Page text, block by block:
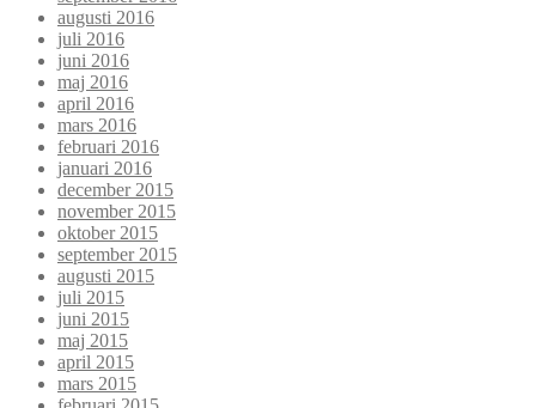
augusti 2016
juli 2016
juni 2016
maj 2016
april 2016
mars 2016
februari 2016
januari 2016
december 2015
november 2015
oktober 2015
september 2015
augusti 2015
juli 2015
juni 2015
maj 2015
april 2015
mars 2015